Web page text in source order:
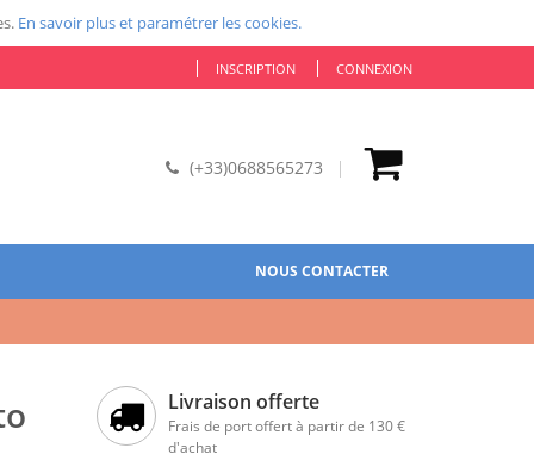
En savoir plus et paramétrer les cookies.
INSCRIPTION CONNEXION
(+33)0688565273
NOUS CONTACTER
Livraison offerte
Frais de port offert à partir de 130 €
d'achat